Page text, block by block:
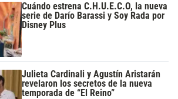
Cuándo estrena C.H.U.E.C.O, la nueva
serie de Darío Barassi y Soy Rada por
Disney Plus
Julieta Cardinali y Agustín Aristarán
revelaron los secretos de la nueva
temporada de “El Reino”